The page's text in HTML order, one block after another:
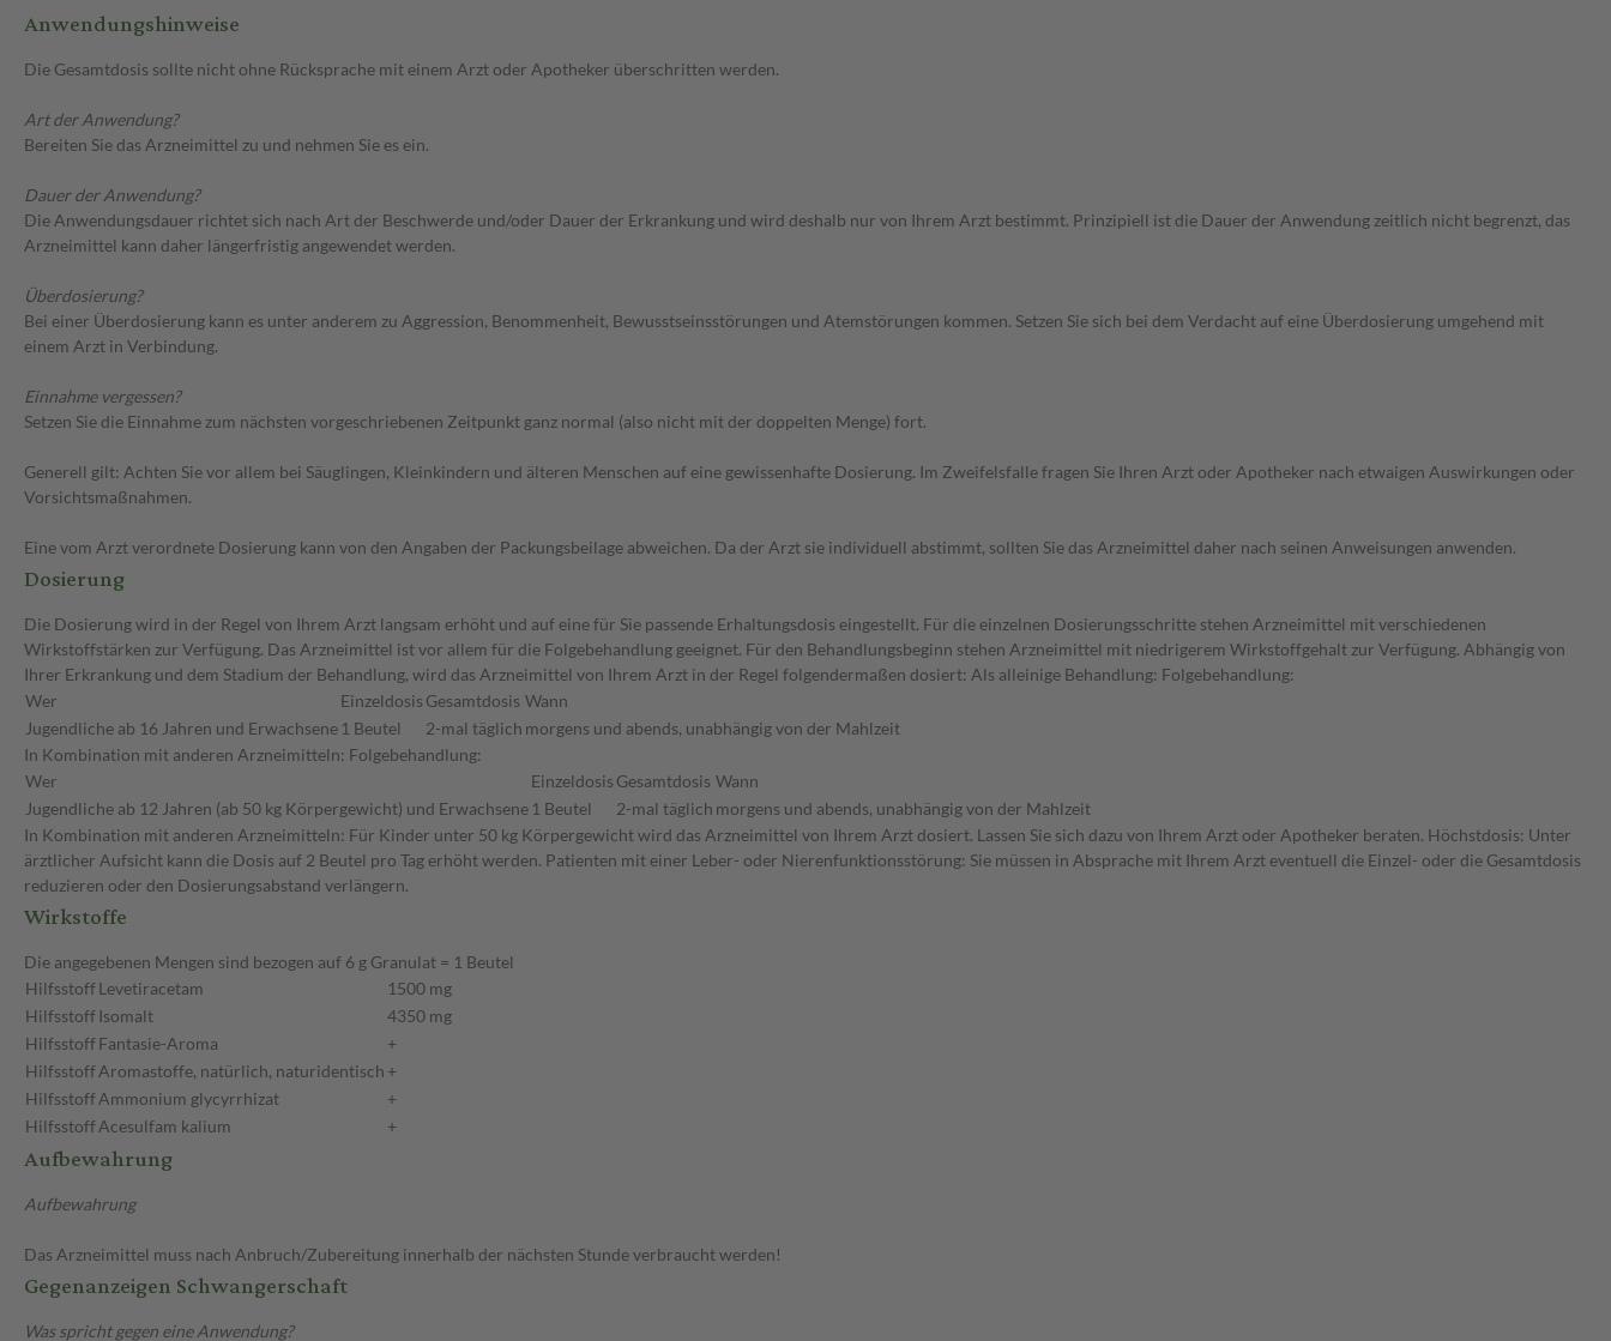
Anwendungshinweise
Die Gesamtdosis sollte nicht ohne Rücksprache mit einem Arzt oder Apotheker überschritten werden.
Art der Anwendung?
Bereiten Sie das Arzneimittel zu und nehmen Sie es ein.
Dauer der Anwendung?
Die Anwendungsdauer richtet sich nach Art der Beschwerde und/oder Dauer der Erkrankung und wird deshalb nur von Ihrem Arzt bestimmt. Prinzipiell ist die Dauer der Anwendung zeitlich nicht begrenzt, das
Arzneimittel kann daher längerfristig angewendet werden.
Überdosierung?
Bei einer Überdosierung kann es unter anderem zu Aggression, Benommenheit, Bewusstseinsstörungen und Atemstörungen kommen. Setzen Sie sich bei dem Verdacht auf eine Überdosierung umgehend mit
einem Arzt in Verbindung.
Einnahme vergessen?
Setzen Sie die Einnahme zum nächsten vorgeschriebenen Zeitpunkt ganz normal (also nicht mit der doppelten Menge) fort.
Generell gilt: Achten Sie vor allem bei Säuglingen, Kleinkindern und älteren Menschen auf eine gewissenhafte Dosierung. Im Zweifelsfalle fragen Sie Ihren Arzt oder Apotheker nach etwaigen Auswirkungen oder
Vorsichtsmaßnahmen.
Eine vom Arzt verordnete Dosierung kann von den Angaben der Packungsbeilage abweichen. Da der Arzt sie individuell abstimmt, sollten Sie das Arzneimittel daher nach seinen Anweisungen anwenden.
Dosierung
Die Dosierung wird in der Regel von Ihrem Arzt langsam erhöht und auf eine für Sie passende Erhaltungsdosis eingestellt. Für die einzelnen Dosierungsschritte stehen Arzneimittel mit verschiedenen
Wirkstoffstärken zur Verfügung. Das Arzneimittel ist vor allem für die Folgebehandlung geeignet. Für den Behandlungsbeginn stehen Arzneimittel mit niedrigerem Wirkstoffgehalt zur Verfügung. Abhängig von
Ihrer Erkrankung und dem Stadium der Behandlung, wird das Arzneimittel von Ihrem Arzt in der Regel folgendermaßen dosiert: Als alleinige Behandlung: Folgebehandlung:
Wer
Einzeldosis Gesamtdosis Wann
Jugendliche ab 16 Jahren und Erwachsene 1 Beutel 2-mal täglich morgens und abends, unabhängig von der Mahlzeit
In Kombination mit anderen Arzneimitteln: Folgebehandlung:
Wer
Einzeldosis Gesamtdosis Wann
Jugendliche ab 12 Jahren (ab 50 kg Körpergewicht) und Erwachsene 1 Beutel 2-mal täglich morgens und abends, unabhängig von der Mahlzeit
In Kombination mit anderen Arzneimitteln: Für Kinder unter 50 kg Körpergewicht wird das Arzneimittel von Ihrem Arzt dosiert. Lassen Sie sich dazu von Ihrem Arzt oder Apotheker beraten. Höchstdosis: Unter
ärztlicher Aufsicht kann die Dosis auf 2 Beutel pro Tag erhöht werden. Patienten mit einer Leber- oder Nierenfunktionsstörung: Sie müssen in Absprache mit Ihrem Arzt eventuell die Einzel- oder die Gesamtdosis
reduzieren oder den Dosierungsabstand verlängern.
Wirkstoffe
Die angegebenen Mengen sind bezogen auf 6 g Granulat = 1 Beutel
HilfsstoffLevetiracetam
1500 mg
HilfsstoffIsomalt
4350 mg
HilfsstoffFantasie-Aroma
+
HilfsstoffAromastoffe, natürlich, naturidentisch +
HilfsstoffAmmonium glycyrrhizat
+
HilfsstoffAcesulfam kalium +
Aufbewahrung
Aufbewahrung
Das Arzneimittel muss nach Anbruch/Zubereitung innerhalb der nächsten Stunde verbraucht werden!
Gegenanzeigen Schwangerschaft
Was spricht gegen eine Anwendung?